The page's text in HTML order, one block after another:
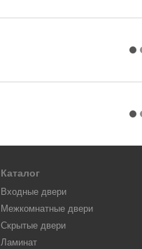
Каталог
Входные двери
Межкомнатные двери
Скрытые двери
Ламинат